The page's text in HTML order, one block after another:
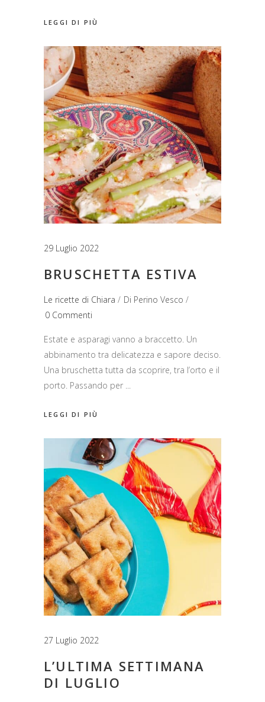
LEGGI DI PIÙ
29 Luglio 2022
BRUSCHETTA ESTIVA
Le ricette di Chiara Di Perino Vesco
0 Commenti
Estate e asparagi vanno a braccetto. Un
abbinamento tra delicatezza e sapore deciso.
Una bruschetta tutta da scoprire, tra l’orto e il
porto. Passando per
LEGGI DI PIÙ
27 Luglio 2022
L’ULTIMA SETTIMANA
DI LUGLIO